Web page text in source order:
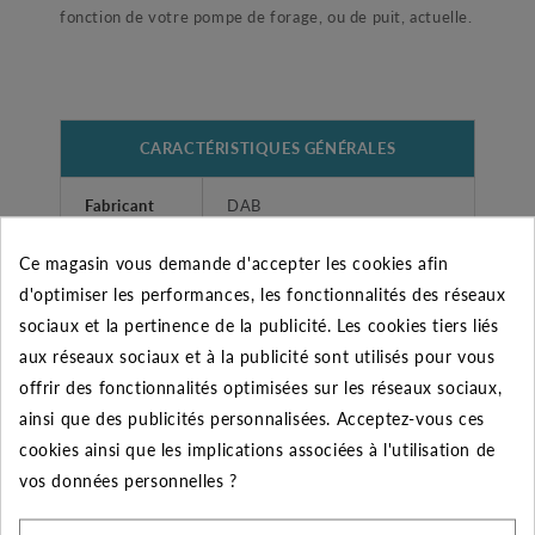
fonction de votre pompe de forage, ou de puit, actuelle.
CARACTÉRISTIQUES GÉNÉRALES
Fabricant DAB
Type Hydraulique seul
Désignation
(D )S4F-18 hydraulique seul
4"
Garantie
Diamètre
refoulement
Ce magasin vous demande d'accepter les cookies afin
d'optimiser les performances, les fonctionnalités des réseaux
sociaux et la pertinence de la publicité. Les cookies tiers liés
aux réseaux sociaux et à la publicité sont utilisés pour vous
offrir des fonctionnalités optimisées sur les réseaux sociaux,
ainsi que des publicités personnalisées. Acceptez-vous ces
cookies ainsi que les implications associées à l'utilisation de
vos données personnelles ?